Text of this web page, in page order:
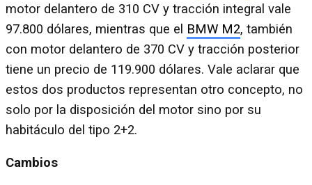
motor delantero de 310 CV y tracción integral vale
97.800 dólares, mientras que el BMW M2, también
con motor delantero de 370 CV y tracción posterior
tiene un precio de 119.900 dólares. Vale aclarar que
estos dos productos representan otro concepto, no
solo por la disposición del motor sino por su
habitáculo del tipo 2+2.
Cambios